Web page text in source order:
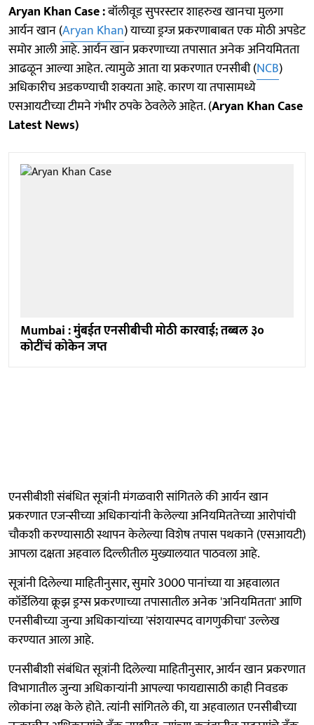
Aryan Khan Case :बॉलीवूड सुपरस्टार शाहरुख खानचा मुलगा
आर्यन खान (Aryan Khan) याच्या ड्रग्ज प्रकरणाबाबत एक मोठी अपडेट
समोर आली आहे. आर्यन खान प्रकरणाच्या तपासात अनेक अनियमितता
आढळून आल्या आहेत. त्यामुळे आता या प्रकरणात एनसीबी (NCB)
अधिकारीच अडकण्याची शक्यता आहे. कारण या तपासामध्ये
एसआयटीच्या टीमने गंभीर ठपके ठेवलेले आहेत. (Aryan Khan Case
Latest News)
Mumbai : मुंबईत एनसीबीची मोठी कारवाई; तब्बल ३०
कोटींचं कोकेन जप्त
एनसीबीशी संबंधित सूत्रांनी मंगळवारी सांगितले की आर्यन खान
प्रकरणात एजन्सीच्या अधिकाऱ्यांनी केलेल्या अनियमिततेच्या आरोपांची
चौकशी करण्यासाठी स्थापन केलेल्या विशेष तपास पथकाने (एसआयटी)
आपला दक्षता अहवाल दिल्लीतील मुख्यालयात पाठवला आहे.
सूत्रांनी दिलेल्या माहितीनुसार, सुमारे 3000 पानांच्या या अहवालात
कॉर्डेलिया क्रूझ ड्रग्स प्रकरणाच्या तपासातील अनेक 'अनियमितता' आणि
एनसीबीच्या जुन्या अधिकाऱ्यांच्या 'संशयास्पद वागणुकीचा' उल्लेख
करण्यात आला आहे.
एनसीबीशी संबंधित सूत्रांनी दिलेल्या माहितीनुसार, आर्यन खान प्रकरणात
विभागातील जुन्या अधिकाऱ्यांनी आपल्या फायद्यासाठी काही निवडक
लोकांना लक्ष केले होते. त्यांनी सांगितले की, या अहवालात एनसीबीच्या